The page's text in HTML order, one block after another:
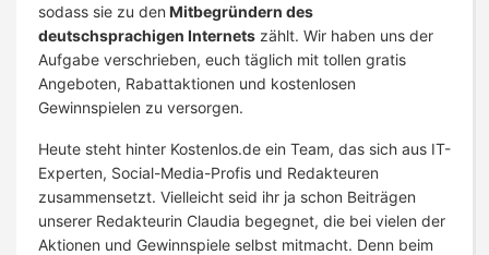
sodass sie zu den Mitbegründern des
deutschsprachigen Internets zählt. Wir haben uns der
Aufgabe verschrieben, euch täglich mit tollen gratis
Angeboten, Rabattaktionen und kostenlosen
Gewinnspielen zu versorgen.
Heute steht hinter Kostenlos.de ein Team, das sich aus IT-
Experten, Social-Media-Profis und Redakteuren
zusammensetzt. Vielleicht seid ihr ja schon Beiträgen
unserer Redakteurin Claudia begegnet, die bei vielen der
Aktionen und Gewinnspiele selbst mitmacht. Denn beim